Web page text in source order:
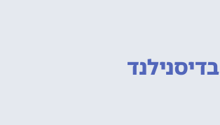
בדיסנילנד